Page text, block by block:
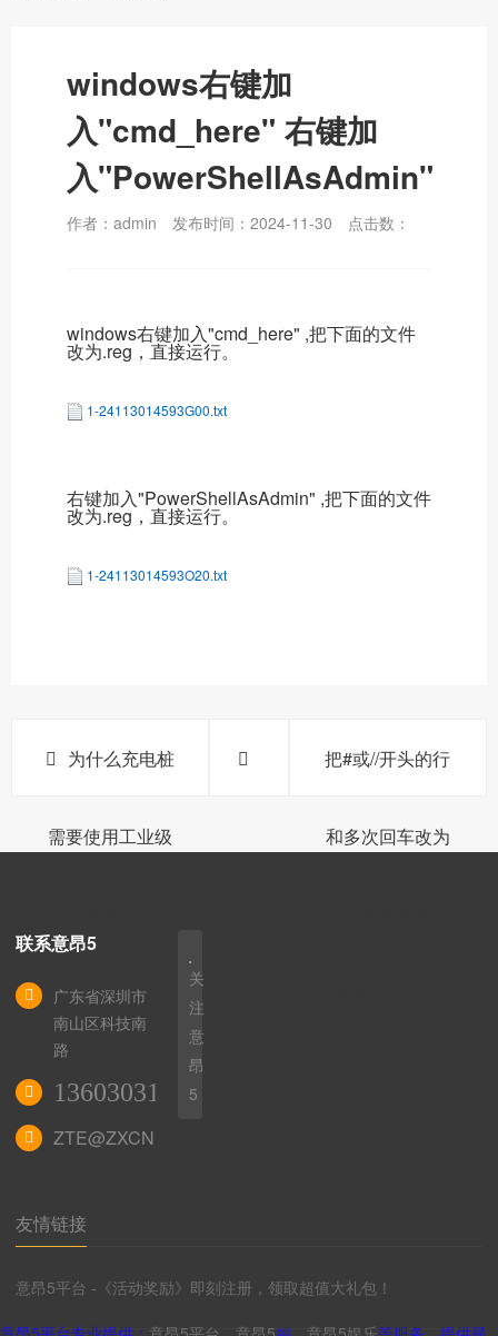
windows右键加
入"cmd_here" 右键加
入"PowerShellAsAdmin"
作者：admin 发布时间：2024-11-30 点击数：
windows右键加入"cmd_here" ,把下面的文件
改为.reg，直接运行。
1-24113014593G00.txt
右键加入"PowerShellAsAdmin" ,把下面的文件
改为.reg，直接运行。
1-24113014593O20.txt
为什么充电桩
需要使用工业级
把#或//开头的行
和多次回车改为
联系意昂5
广东省深圳市
南山区科技南
路
13603031172
ZTE@ZXCN.CC
关
注
意
昂
5
友情链接
意昂5平台 -《活动奖励》即刻注册，领取超值大礼包！